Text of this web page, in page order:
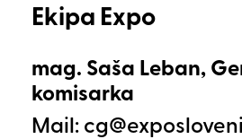
Ekipa Expo
mag. Saša Leban,
komisarka
Mail: